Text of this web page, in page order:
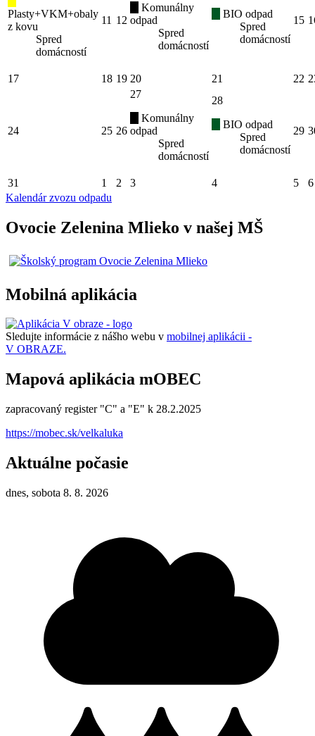
Plasty+VKM+obaly
z kovu
Spred
domácností
11 12
Komunálny
odpad
Spred
domácností
BIO odpad
Spred
domácností
15
17 18 19 20 21 22
24 25 26
27
Komunálny
odpad
Spred
domácností
28
BIO odpad
Spred
domácností
29
31 1 2 3 4 5
6
Kalendár zvozu odpadu
Ovocie Zelenina Mlieko v našej MŠ
Mobilná aplikácia
Sledujte informácie z nášho webu v mobilnej aplikácii -
V OBRAZE.
Mapová aplikácia mOBEC
zapracovaný register "C" a "E" k 28.2.2025
https://mobec.sk/velkaluka
Aktuálne počasie
dnes, sobota 8. 8. 2026